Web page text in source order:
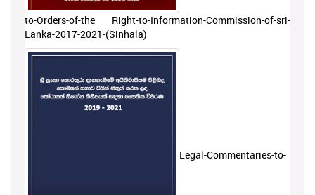
to-Orders-of-the Right-to-Information-Commission-of-sri-
Lanka-2017-2021-(Sinhala)
Legal-Commentaries-to-